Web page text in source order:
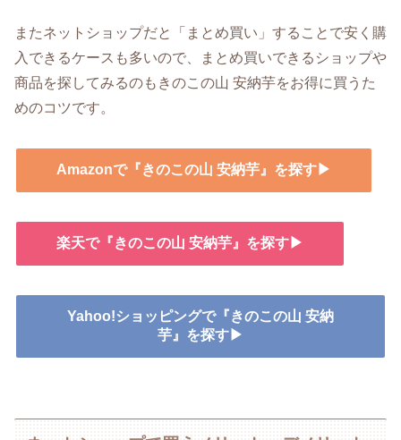
またネットショップだと「まとめ買い」することで安く購
入できるケースも多いので、まとめ買いできるショップや
商品を探してみるのもきのこの山 安納芋をお得に買うた
めのコツです。
Amazonで『きのこの山 安納芋』を探す▶
楽天で『きのこの山 安納芋』を探す▶
Yahoo!ショッピングで『きのこの山 安納
芋』を探す▶